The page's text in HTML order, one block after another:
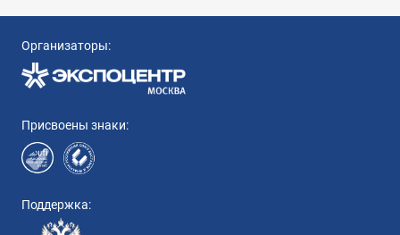
Организаторы:
Присвоены знаки:
Поддержка: